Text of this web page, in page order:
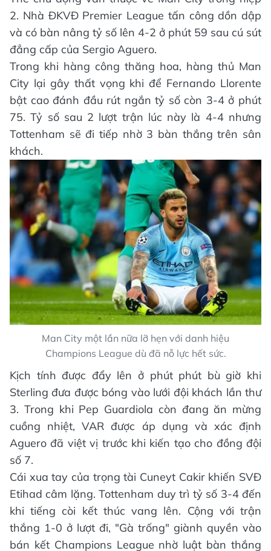
2. Nhà ĐKVĐ Premier League tấn công dồn dập
và có bàn nâng tỷ số lên 4-2 ở phút 59 sau cú sút
đẳng cấp của Sergio Aguero.
Trong khi hàng công thăng hoa, hàng thủ Man
City lại gây thất vọng khi để Fernando Llorente
bật cao đánh đầu rút ngắn tỷ số còn 3-4 ở phút
75. Tỷ số sau 2 lượt trận lúc này là 4-4 nhưng
Tottenham sẽ đi tiếp nhờ 3 bàn thắng trên sân
khách.
Man City một lần nữa lỡ hẹn với danh hiệu
Champions League dù đã nỗ lực hết sức.
Kịch tính được đẩy lên ở phút phút bù giờ khi
Sterling đưa được bóng vào lưới đội khách lần thư
3. Trong khi Pep Guardiola còn đang ăn mừng
cuồng nhiệt, VAR được áp dụng và xác định
Aguero đã việt vị trước khi kiến tạo cho đồng đội
số 7.
Cái xua tay của trọng tài Cuneyt Cakir khiến SVĐ
Etihad câm lặng. Tottenham duy trì tỷ số 3-4 đến
khi tiếng còi kết thúc vang lên. Cộng với trận
thắng 1-0 ở lượt đi, "Gà trống" giành quyền vào
bán kết Champions League nhờ luật bàn thắng